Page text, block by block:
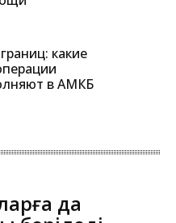
какие
в АМКБ